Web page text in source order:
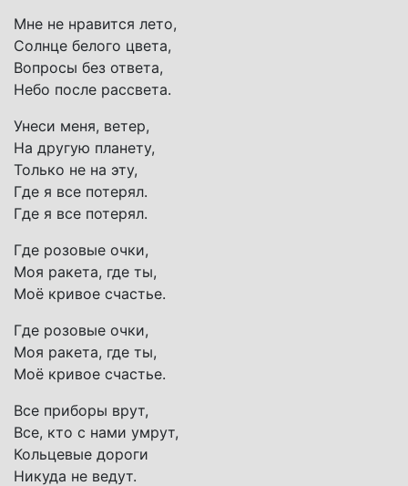
Мне не нравится лето,
Солнце белого цвета,
Вопросы без ответа,
Небо после рассвета.
Унеси меня, ветер,
На другую планету,
Только не на эту,
Где я все потерял.
Где я все потерял.
Где розовые очки,
Моя ракета, где ты,
Моё кривое счастье.
Где розовые очки,
Моя ракета, где ты,
Моё кривое счастье.
Все приборы врут,
Все, кто с нами умрут,
Кольцевые дороги
Никуда не ведут.